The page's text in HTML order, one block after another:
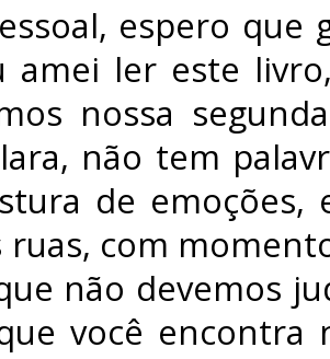
espero que
amei ler este
nossa
não tem
de
ruas, com
não devemos
você encontra